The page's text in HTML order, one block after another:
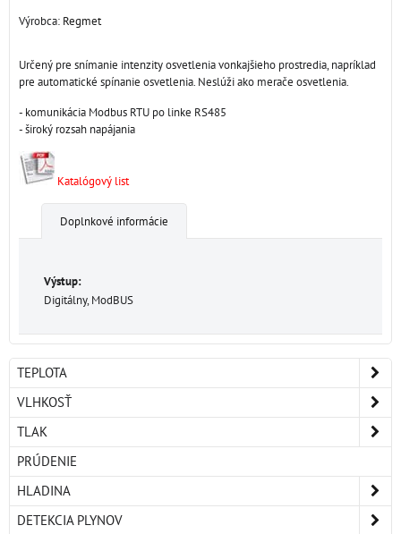
Výrobca: Regmet
Určený pre snímanie intenzity osvetlenia vonkajšieho prostredia, napríklad
pre automatické spínanie osvetlenia. Neslúži ako merače osvetlenia.
- komunikácia Modbus RTU po linke RS485
- široký rozsah napájania
Katalógový list
Doplnkové informácie
Výstup:
Digitálny, ModBUS
TEPLOTA
VLHKOSŤ
TLAK
PRÚDENIE
HLADINA
DETEKCIA PLYNOV